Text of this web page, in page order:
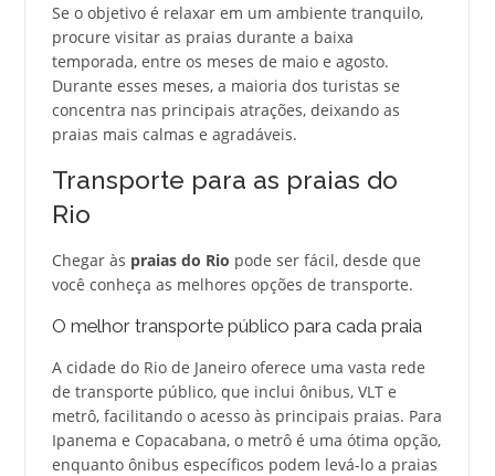
Se o objetivo é relaxar em um ambiente tranquilo,
procure visitar as praias durante a baixa
temporada, entre os meses de maio e agosto.
Durante esses meses, a maioria dos turistas se
concentra nas principais atrações, deixando as
praias mais calmas e agradáveis.
Transporte para as praias do
Rio
Chegar às praias do Rio pode ser fácil, desde que
você conheça as melhores opções de transporte.
O melhor transporte público para cada praia
A cidade do Rio de Janeiro oferece uma vasta rede
de transporte público, que inclui ônibus, VLT e
metrô, facilitando o acesso às principais praias. Para
Ipanema e Copacabana, o metrô é uma ótima opção,
enquanto ônibus específicos podem levá-lo a praias